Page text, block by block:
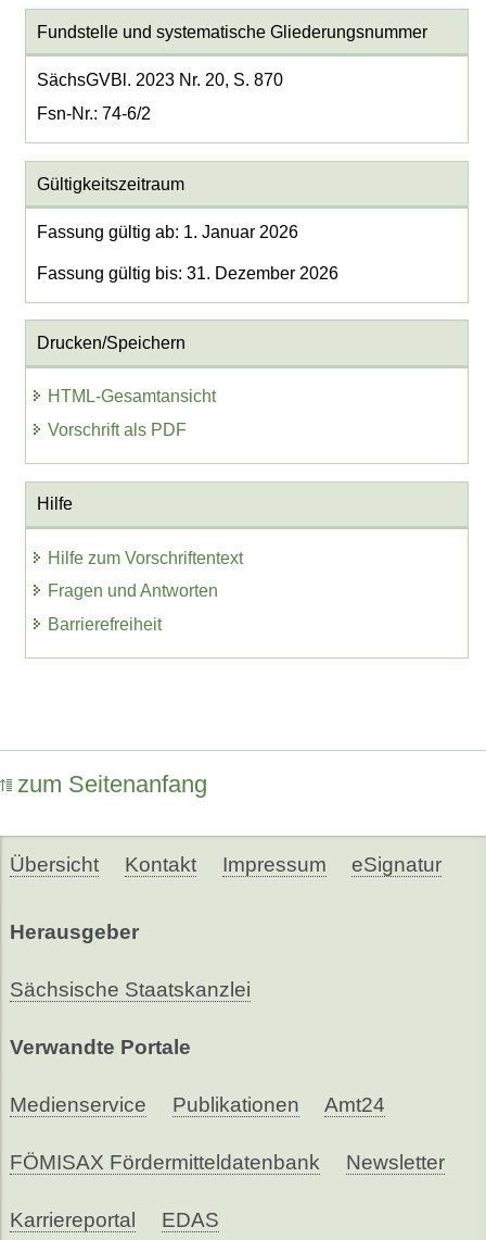
Fundstelle und systematische Gliederungsnummer
SächsGVBl. 2023 Nr. 20, S. 870
Fsn-Nr.: 74-6/2
Gültigkeitszeitraum
Fassung gültig ab: 1. Januar 2026
Fassung gültig bis: 31. Dezember 2026
Drucken/Speichern
HTML-Gesamtansicht
Vorschrift als PDF
Hilfe
Hilfe zum Vorschriftentext
Fragen und Antworten
Barrierefreiheit
zum Seitenanfang
Übersicht Kontakt Impressum eSignatur
Herausgeber
Sächsische Staatskanzlei
Verwandte Portale
Medienservice Publikationen Amt24
FÖMISAX Fördermitteldatenbank Newsletter
Karriereportal EDAS